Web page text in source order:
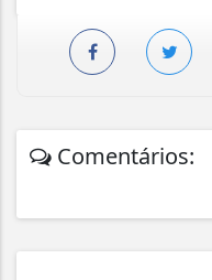
Comentários: